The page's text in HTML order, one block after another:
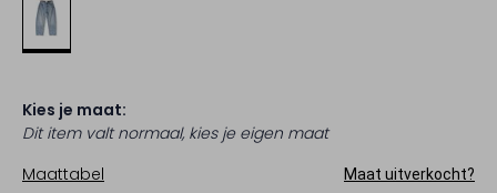
Kies je maat:
Dit item valt normaal, kies je eigen maat
Maattabel
Maat uitverkocht?